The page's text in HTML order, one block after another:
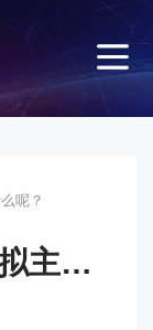
呢？
什么是虚拟主机，虚拟主机能做什么呢？